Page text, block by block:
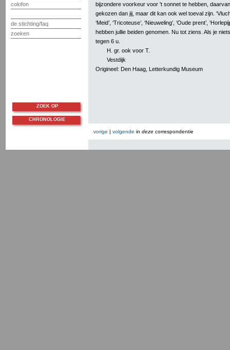
colofon
de stichting/faq
zoeken
bijzondere voorkeur voor 't sonnet te hebben,
gekozen dan jij, maar dit kan ook wel toeval zijn.
‘Meid’, ‘Tricoteuse’, ‘Nieuweling’, ‘Oude prent’,
hebben jullie beiden genomen. Nu tot ziens. Als je
tegen 6 u.
H. gr. ook voor T.
Vestdijk
Origineel: Den Haag, Letterkundig Museum
vorige | volgende in deze correspondentie
ZOEK OP
CHRONOLOGIE